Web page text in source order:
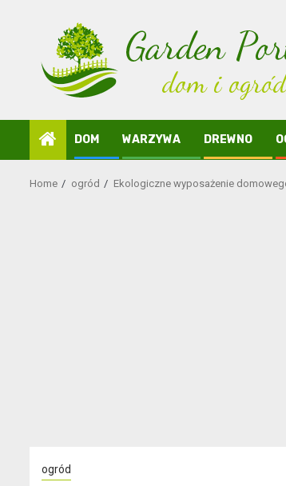
DOM WARZYWA DREWNO
Home ogród Ekologiczne wyposażenie
ogród